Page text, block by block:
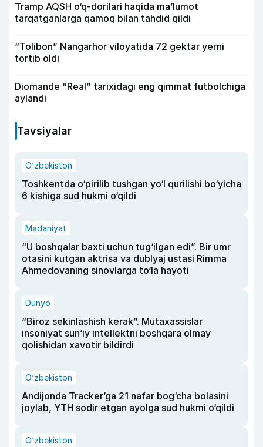
Tramp AQSH o‘q-dorilari haqida ma’lumot
tarqatganlarga qamoq bilan tahdid qildi
“Tolibon” Nangarhor viloyatida 72 gektar yerni
tortib oldi
Diomande “Real” tarixidagi eng qimmat futbolchiga
aylandi
Tavsiyalar
O‘zbekiston
Toshkentda o‘pirilib tushgan yo‘l qurilishi bo‘yicha
6 kishiga sud hukmi o‘qildi
Madaniyat
“U boshqalar baxti uchun tug‘ilgan edi”. Bir umr
otasini kutgan aktrisa va dublyaj ustasi Rimma
Ahmedovaning sinovlarga to‘la hayoti
Dunyo
“Biroz sekinlashish kerak”. Mutaxassislar
insoniyat sun’iy intellektni boshqara olmay
qolishidan xavotir bildirdi
O‘zbekiston
Andijonda Tracker’ga 21 nafar bog‘cha bolasini
joylab, YTH sodir etgan ayolga sud hukmi o‘qildi
O‘zbekiston